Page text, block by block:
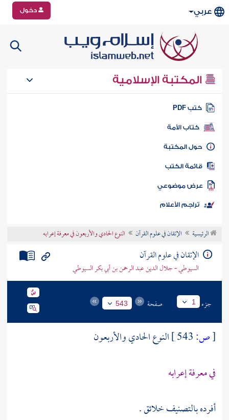
عربي دخول
المكتبة الإسلامية
كتب PDF
كتاب الأمة
المكتبة
الكتب
موضوعي
تراجم الأعلام
الرئيسية الإتقان في علوم القرآن النوع الحادي والأربعون في معرفة إعرابه
الإتقان في علوم القرآن
السيوطي - جلال الدين عبد الرحمن بن أبي بكر السيوطي
جزء 1 صفحة 543
[ص:
النوع الحادي والأربعون
في معرفة إعرابه
أفرده بالتصنيف خلائق .